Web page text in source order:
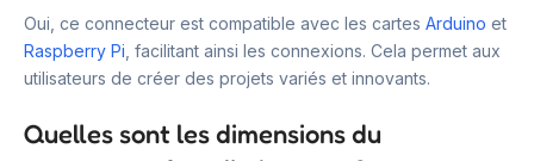
Oui, ce connecteur est compatible avec les cartes Arduino et
Raspberry Pi , facilitant ainsi les connexions. Cela permet aux
utilisateurs de créer des projets variés et innovants.
Quelles sont les dimensions du